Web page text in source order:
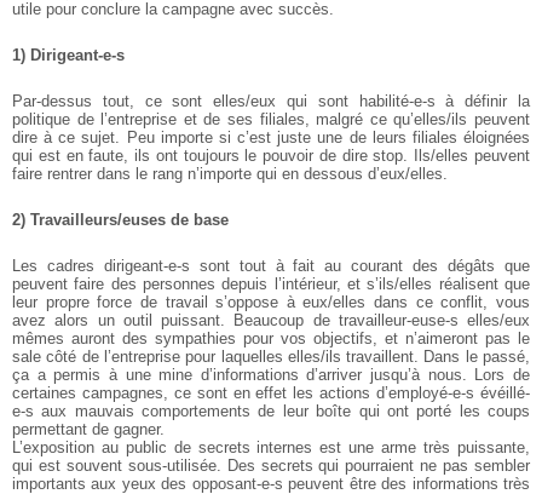
utile pour conclure la campagne avec succès.
1) Dirigeant-e-s
Par-dessus tout, ce sont elles/eux qui sont habilité-e-s à définir la
politique de l’entreprise et de ses filiales, malgré ce qu’elles/ils peuvent
dire à ce sujet. Peu importe si c’est juste une de leurs filiales éloignées
qui est en faute, ils ont toujours le pouvoir de dire stop. Ils/elles peuvent
faire rentrer dans le rang n’importe qui en dessous d’eux/elles.
2) Travailleurs/euses de base
Les cadres dirigeant-e-s sont tout à fait au courant des dégâts que
peuvent faire des personnes depuis l’intérieur, et s’ils/elles réalisent que
leur propre force de travail s’oppose à eux/elles dans ce conflit, vous
avez alors un outil puissant. Beaucoup de travailleur-euse-s elles/eux
mêmes auront des sympathies pour vos objectifs, et n’aimeront pas le
sale côté de l’entreprise pour laquelles elles/ils travaillent. Dans le passé,
ça a permis à une mine d’informations d’arriver jusqu’à nous. Lors de
certaines campagnes, ce sont en effet les actions d’employé-e-s évéillé-
e-s aux mauvais comportements de leur boîte qui ont porté les coups
permettant de gagner.
L’exposition au public de secrets internes est une arme très puissante,
qui est souvent sous-utilisée. Des secrets qui pourraient ne pas sembler
importants aux yeux des opposant-e-s peuvent être des informations très